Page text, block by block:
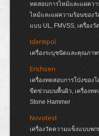
ทดสอบการไหม้และแผ่คว
ไหม้และแผ่ความร้อนของวั
แบบ UL, FMVSS, เครื่อง
Identipol
เครื่องระบุชนิดและคุณภาพ
Erichsen
เครื่องทดสอบการโป่งของ
ขีดข่วนบนพื้นผิว, เครื่องท
Stone Hammer
Novotest
เครื่องวัดความแข็งแบบพ